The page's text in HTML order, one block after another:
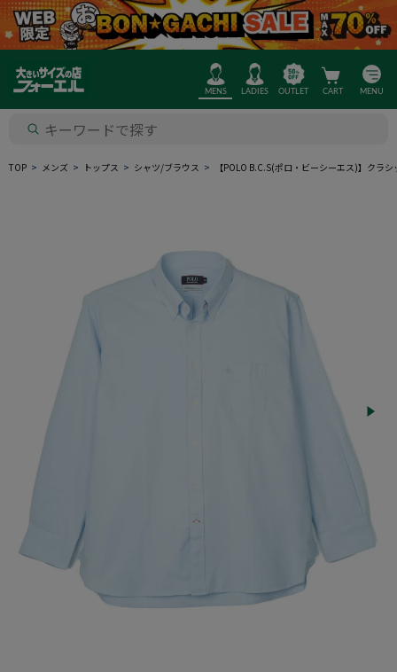
MENS LADIES OUTLET CART MENU
TOP メンズ トップス シャツ/ブラウス 【POLO B.C.S(ポロ・ビーシーエス)】クラ